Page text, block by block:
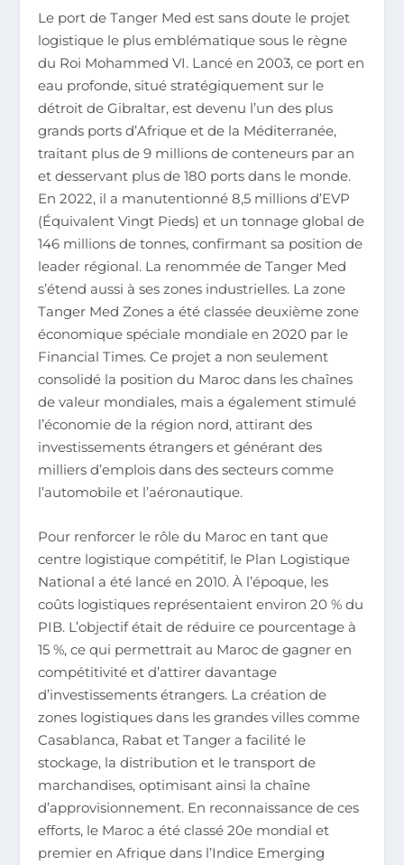
Le port de Tanger Med est sans doute le projet
logistique le plus emblématique sous le règne
du Roi Mohammed VI. Lancé en 2003, ce port en
eau profonde, situé stratégiquement sur le
détroit de Gibraltar, est devenu l’un des plus
grands ports d’Afrique et de la Méditerranée,
traitant plus de 9 millions de conteneurs par an
et desservant plus de 180 ports dans le monde.
En 2022, il a manutentionné 8,5 millions d’EVP
(Équivalent Vingt Pieds) et un tonnage global de
146 millions de tonnes, confirmant sa position de
leader régional. La renommée de Tanger Med
s’étend aussi à ses zones industrielles. La zone
Tanger Med Zones a été classée deuxième zone
économique spéciale mondiale en 2020 par le
Financial Times. Ce projet a non seulement
consolidé la position du Maroc dans les chaînes
de valeur mondiales, mais a également stimulé
l’économie de la région nord, attirant des
investissements étrangers et générant des
milliers d’emplois dans des secteurs comme
l’automobile et l’aéronautique.
Pour renforcer le rôle du Maroc en tant que
centre logistique compétitif, le Plan Logistique
National a été lancé en 2010. À l’époque, les
coûts logistiques représentaient environ 20 % du
PIB. L’objectif était de réduire ce pourcentage à
15 %, ce qui permettrait au Maroc de gagner en
compétitivité et d’attirer davantage
d’investissements étrangers. La création de
zones logistiques dans les grandes villes comme
Casablanca, Rabat et Tanger a facilité le
stockage, la distribution et le transport de
marchandises, optimisant ainsi la chaîne
d’approvisionnement. En reconnaissance de ces
efforts, le Maroc a été classé 20e mondial et
premier en Afrique dans l’Indice Emerging